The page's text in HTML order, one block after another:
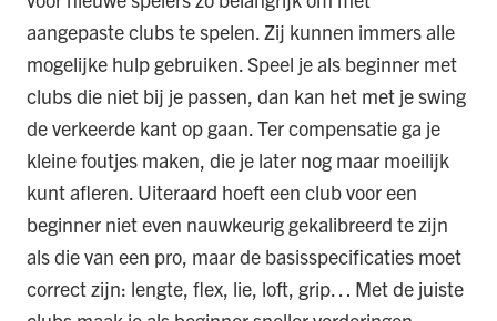
aangepaste clubs te spelen. Zij kunnen immers alle
mogelijke hulp gebruiken. Speel je als beginner met
clubs die niet bij je passen, dan kan het met je swing
de verkeerde kant op gaan. Ter compensatie ga je
kleine foutjes maken, die je later nog maar moeilijk
kunt afleren. Uiteraard hoeft een club voor een
beginner niet even nauwkeurig gekalibreerd te zijn
als die van een pro, maar de basisspecificaties moet
correct zijn: lengte, flex, lie, loft, grip… Met de juiste